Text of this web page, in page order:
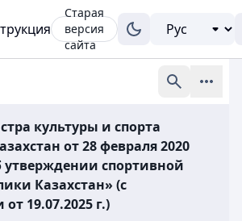
Старая
версия
сайта
культуры и спорта
от 28 февраля 2020
утверждении спортивной
Казахстан» (с
19.07.2025 г.)